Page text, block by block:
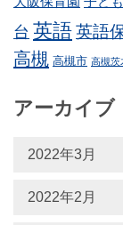
台 英語英語
高槻 高槻市 高槻茨
アーカイブ
2022年3月
2022年2月